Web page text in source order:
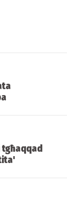
tgħaqqad